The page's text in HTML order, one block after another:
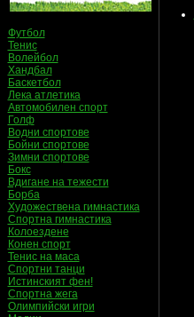
Футбол
Тенис
Волейбол
Хандбал
Баскетбол
Лека атлетика
Автомобилен спорт
Голф
Водни спортове
Бойни спортове
Зимни спортове
Бокс
Вдигане на тежести
Борба
Художествена гимнастика
Спортна гимнастика
Колоездене
Конен спорт
Тенис на маса
Спортни танци
Истинският фен!
Спортна жега
Олимпийски игри